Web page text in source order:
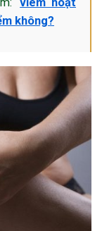
viêm hoạt
không?